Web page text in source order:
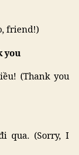
friend!)
you
(Thank you
qua. (Sorry, I